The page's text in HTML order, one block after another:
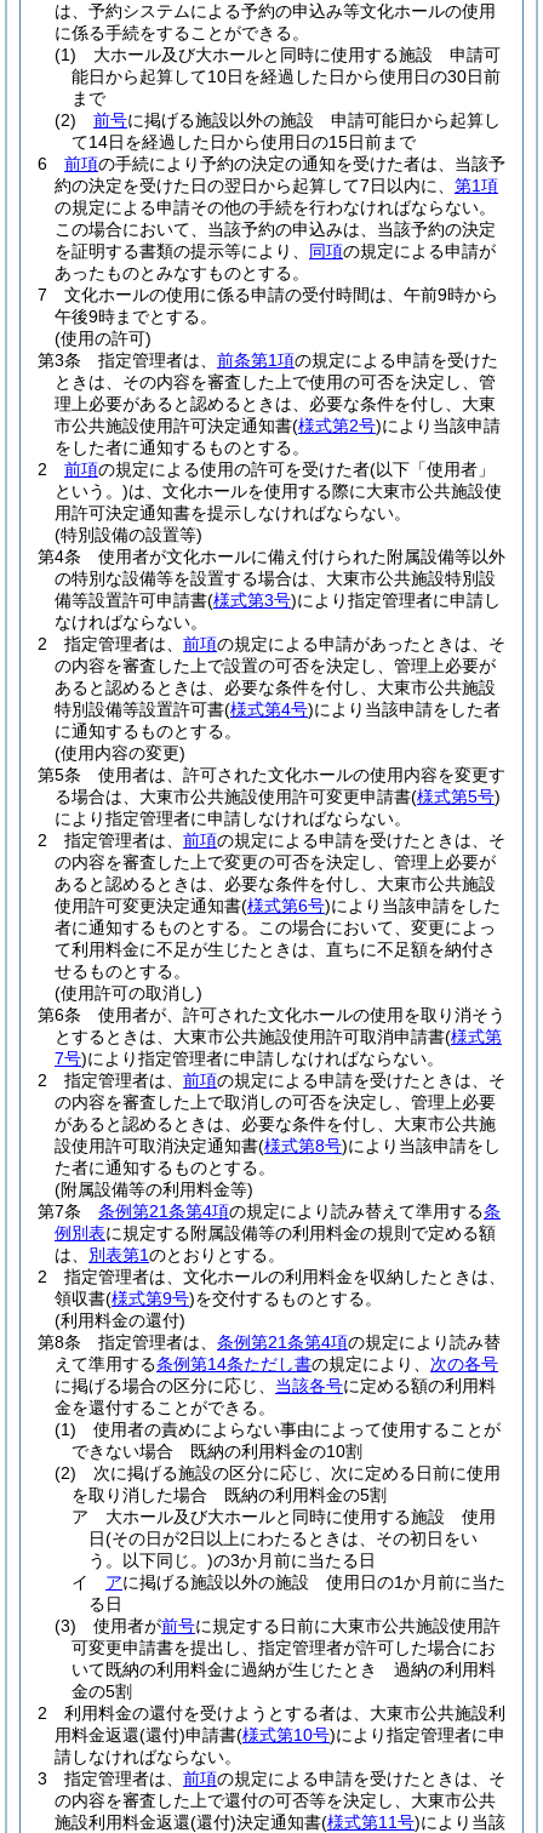
は、予約システムによる予約の申込み等文化ホールの使用
に係る手続をすることができる。
(1)
大ホール及び大ホールと同時に使用する施設 申請可
能日から起算して10日を経過した日から使用日の30日前
まで
(2)
前号に掲げる施設以外の施設 申請可能日から起算し
て14日を経過した日から使用日の15日前まで
6
前項の手続により予約の決定の通知を受けた者は、当該予
約の決定を受けた日の翌日から起算して7日以内に、 第1項
の規定による申請その他の手続を行わなければならない。
この場合において、当該予約の申込みは、当該予約の決定
を証明する書類の提示等により、 同項の規定による申請が
あったものとみなすものとする。
7
文化ホールの使用に係る申請の受付時間は、午前9時から
午後9時までとする。
(使用の許可)
第3条
指定管理者は、 前条第1項の規定による申請を受けた
ときは、その内容を審査した上で使用の可否を決定し、管
理上必要があると認めるときは、必要な条件を付し、大東
市公共施設使用許可決定通知書(様式第2号)により当該申請
をした者に通知するものとする。
2
前項の規定による使用の許可を受けた者(以下「使用者」
という。)は、文化ホールを使用する際に大東市公共施設使
用許可決定通知書を提示しなければならない。
(特別設備の設置等)
第4条
使用者が文化ホールに備え付けられた附属設備等以外
の特別な設備等を設置する場合は、大東市公共施設特別設
備等設置許可申請書(様式第3号)により指定管理者に申請し
なければならない。
2
指定管理者は、 前項の規定による申請があったときは、そ
の内容を審査した上で設置の可否を決定し、管理上必要が
あると認めるときは、必要な条件を付し、大東市公共施設
特別設備等設置許可書(様式第4号)により当該申請をした者
に通知するものとする。
(使用内容の変更)
第5条
使用者は、許可された文化ホールの使用内容を変更す
る場合は、大東市公共施設使用許可変更申請書(様式第5号)
により指定管理者に申請しなければならない。
2
指定管理者は、 前項の規定による申請を受けたときは、そ
の内容を審査した上で変更の可否を決定し、管理上必要が
あると認めるときは、必要な条件を付し、大東市公共施設
使用許可変更決定通知書(様式第6号)により当該申請をした
者に通知するものとする。
この場合において、変更によっ
て利用料金に不足が生じたときは、直ちに不足額を納付さ
せるものとする。
(使用許可の取消し)
第6条
使用者が、許可された文化ホールの使用を取り消そう
とするときは、大東市公共施設使用許可取消申請書(様式第
7号)により指定管理者に申請しなければならない。
2
指定管理者は、 前項の規定による申請を受けたときは、そ
の内容を審査した上で取消しの可否を決定し、管理上必要
があると認めるときは、必要な条件を付し、大東市公共施
設使用許可取消決定通知書(様式第8号)により当該申請をし
た者に通知するものとする。
(附属設備等の利用料金等)
第7条
条例第21条第4項の規定により読み替えて準用する条
例別表に規定する附属設備等の利用料金の規則で定める額
は、 別表第1のとおりとする。
2
指定管理者は、文化ホールの利用料金を収納したときは、
領収書(様式第9号)を交付するものとする。
(利用料金の還付)
第8条
指定管理者は、 条例第21条第4項の規定により読み替
えて準用する条例第14条ただし書の規定により、 次の各号
に掲げる場合の区分に応じ、 当該各号に定める額の利用料
金を還付することができる。
(1)
使用者の責めによらない事由によって使用することが
できない場合 既納の利用料金の10割
(2)
次に掲げる施設の区分に応じ、次に定める日前に使用
を取り消した場合 既納の利用料金の5割
ア
大ホール及び大ホールと同時に使用する施設 使用
日(その日が2日以上にわたるときは、その初日をい
う。以下同じ。)の3か月前に当たる日
イ
アに掲げる施設以外の施設 使用日の1か月前に当た
る日
(3)
使用者が前号に規定する日前に大東市公共施設使用許
可変更申請書を提出し、指定管理者が許可した場合にお
いて既納の利用料金に過納が生じたとき 過納の利用料
金の5割
2
利用料金の還付を受けようとする者は、大東市公共施設利
用料金返還(還付)申請書(様式第10号)により指定管理者に申
請しなければならない。
3
指定管理者は、 前項の規定による申請を受けたときは、そ
の内容を審査した上で還付の可否等を決定し、大東市公共
施設利用料金返還(還付)決定通知書(様式第11号)により当該